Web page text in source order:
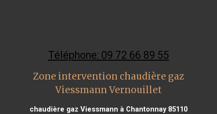
Téléphone: 09 72 66 89 55
Zone intervention chaudière gaz
Viessmann Vernouillet
chaudière gaz Viessmann à Chantonnay 85110